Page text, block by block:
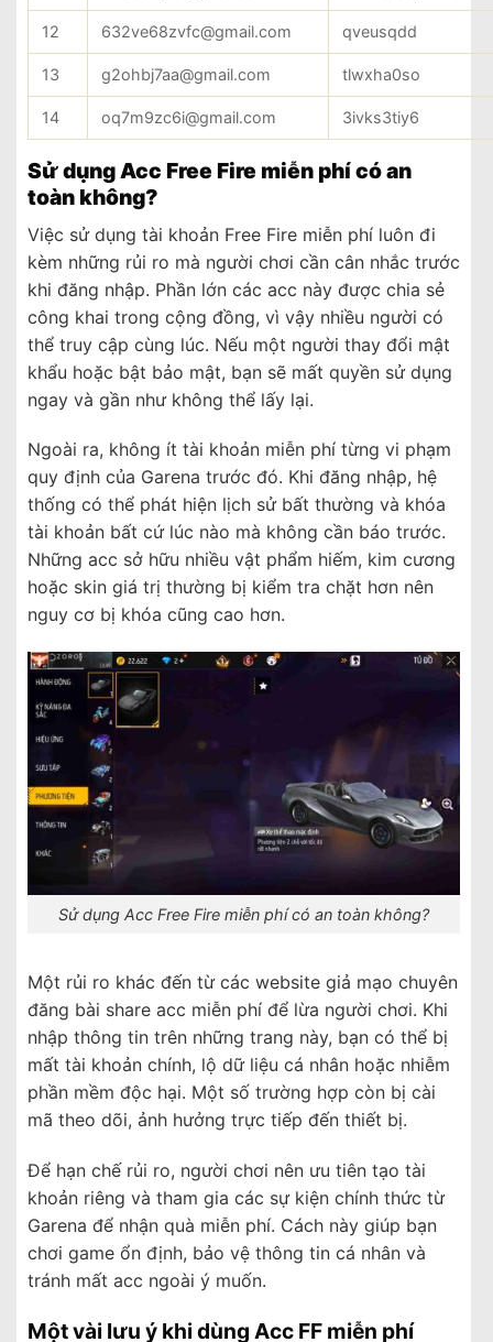
12 632ve68zvfc@gmail.com qveusqdd
13 g2ohbj7aa@gmail.com tlwxha0so
14 oq7m9zc6i@gmail.com 3ivks3tiy6
Sử dụng Acc Free Fire miễn phí có an
toàn không?
Việc sử dụng tài khoản Free Fire miễn phí luôn đi
kèm những rủi ro mà người chơi cần cân nhắc trước
khi đăng nhập. Phần lớn các acc này được chia sẻ
công khai trong cộng đồng, vì vậy nhiều người có
thể truy cập cùng lúc. Nếu một người thay đổi mật
khẩu hoặc bật bảo mật, bạn sẽ mất quyền sử dụng
ngay và gần như không thể lấy lại.
Ngoài ra, không ít tài khoản miễn phí từng vi phạm
quy định của Garena trước đó. Khi đăng nhập, hệ
thống có thể phát hiện lịch sử bất thường và khóa
tài khoản bất cứ lúc nào mà không cần báo trước.
Những acc sở hữu nhiều vật phẩm hiếm, kim cương
hoặc skin giá trị thường bị kiểm tra chặt hơn nên
nguy cơ bị khóa cũng cao hơn.
Sử dụng Acc Free Fire miễn phí có an toàn không?
Một rủi ro khác đến từ các website giả mạo chuyên
đăng bài share acc miễn phí để lừa người chơi. Khi
nhập thông tin trên những trang này, bạn có thể bị
mất tài khoản chính, lộ dữ liệu cá nhân hoặc nhiễm
phần mềm độc hại. Một số trường hợp còn bị cài
mã theo dõi, ảnh hưởng trực tiếp đến thiết bị.
Để hạn chế rủi ro, người chơi nên ưu tiên tạo tài
khoản riêng và tham gia các sự kiện chính thức từ
Garena để nhận quà miễn phí. Cách này giúp bạn
chơi game ổn định, bảo vệ thông tin cá nhân và
tránh mất acc ngoài ý muốn.
Một vài lưu ý khi dùng Acc FF miễn phí